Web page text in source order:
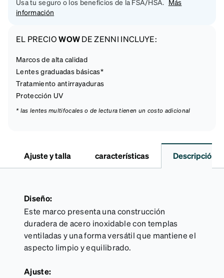
información
EL PRECIOWOWDE ZENNI INCLUYE:
Marcos de alta calidad
Lentes graduadas básicas*
Tratamiento antirrayaduras
Protección UV
* las lentes multifocales o de lectura tienen un costo adicional
Ajuste y talla características Descripción
Diseño:
Este marco presenta una construcción
duradera de acero inoxidable con templas
ventiladas y una forma versátil que mantiene el
aspecto limpio y equilibrado.
Ajuste: